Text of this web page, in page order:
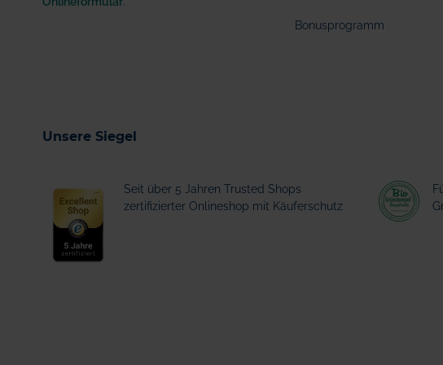
Bonusprogramm
Unsere Siegel
Seit über 5 Jahren Trusted Shops
zertifizierter Onlineshop mit Käuferschutz